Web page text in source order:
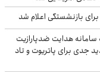
بازنشستگی اعلام شد
سامانه هدایت ضدپارازیت
جدی برای پاتریوت و تاد